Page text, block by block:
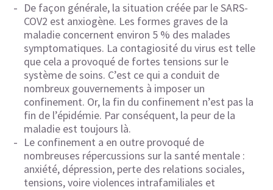
De façon générale, la situation créée par le SARS-
COV2 est anxiogène. Les formes graves de la
maladie concernent environ 5 % des malades
symptomatiques. La contagiosité du virus est telle
que cela a provoqué de fortes tensions sur le
système de soins. C’est ce qui a conduit de
nombreux gouvernements à imposer un
confinement. Or, la fin du confinement n’est pas la
fin de l’épidémie. Par conséquent, la peur de la
maladie est toujours là.
Le confinement a en outre provoqué de
nombreuses répercussions sur la santé mentale :
anxiété, dépression, perte des relations sociales,
tensions, voire violences intrafamiliales et